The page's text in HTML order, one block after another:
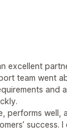
excellent
team went
and
performs well,
success.